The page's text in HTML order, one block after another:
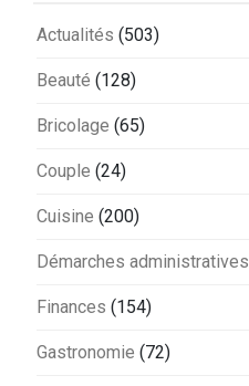
Actualités (503)
Beauté (128)
Bricolage (65)
Couple (24)
Cuisine (200)
Démarches administratives
Finances (154)
Gastronomie (72)